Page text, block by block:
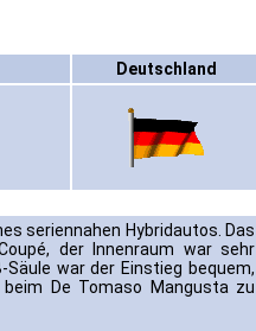
Deutschland
seriennahen Hybridautos. Das
der Innenraum war sehr
war der Einstieg bequem,
De Tomaso Mangusta zu